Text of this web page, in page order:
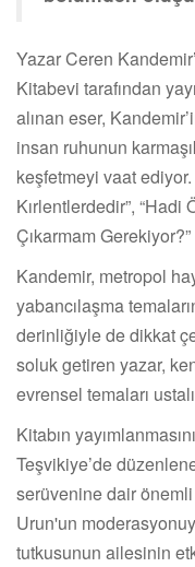
Yazar Ceren
Kitabevi tarafından
alınan eser,
insan ruhunun
keşfetmeyi vaat
Kırlentlerdedir”, “Hadi
Çıkarmam
Kandemir, metropol
yabancılaşma
derinliğiyle de dikkat
soluk getiren yazar,
evrensel temaları
Kitabın
Teşvikiye’de
serüvenine dair önemli
Urun'un
tutkusunun ailesinin